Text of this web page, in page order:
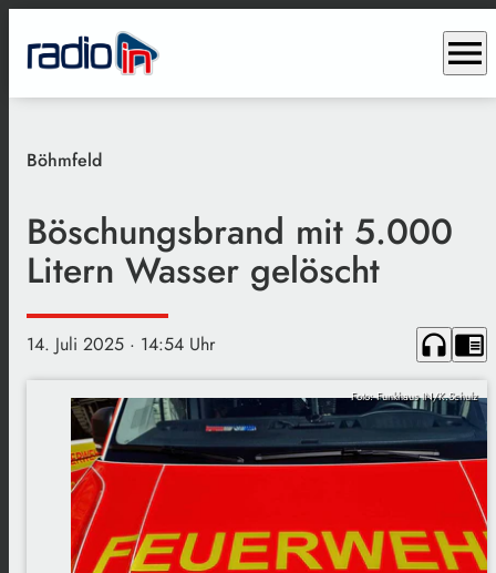
menu
Böhmfeld
Böschungsbrand mit 5.000
Litern Wasser gelöscht
14. Juli 2025 · 14:54 Uhr headphones chrome_reader_mode
Foto: Funkhaus IN/K.Schulz